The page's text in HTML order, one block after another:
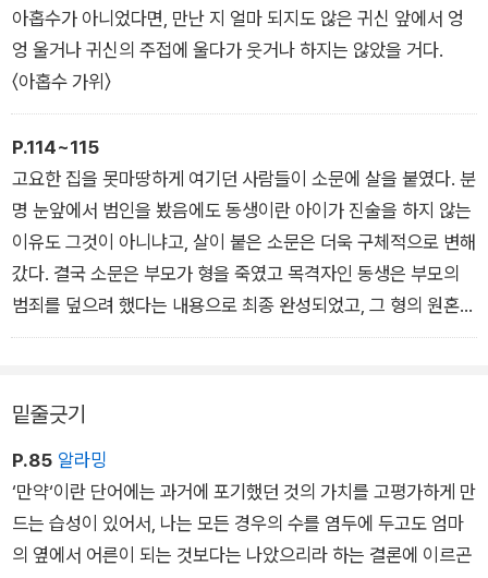
아홉수가 아니었다면, 만난 지 얼마 되지도 않은 귀신 앞에서 엉
엉 울거나 귀신의 주접에 울다가 웃거나 하지는 않았을 거다.
〈아홉수 가위〉
P.114~115
고요한 집을 못마땅하게 여기던 사람들이 소문에 살을 붙였다. 분
명 눈앞에서 범인을 봤음에도 동생이란 아이가 진술을 하지 않는
이유도 그것이 아니냐고, 살이 붙은 소문은 더욱 구체적으로 변해
갔다. 결국 소문은 부모가 형을 죽였고 목격자인 동생은 부모의
범죄를 덮으려 했다는 내용으로 최종 완성되었고, 그 형의 원혼이
밤마다 골목을 헤매며 사람을 죽음으로 끌고 간다는 괴담을 탄생
었다.
〈어둑시니 이끄는 밤〉
밑줄긋기
P.85 알라밍
‘만약‘이란 단어에는 과거에 포기했던 것의 가치를 고평가하게 만
드는 습성이 있어서, 나는 모든 경우의 수를 염두에 두고도 엄마
의 옆에서 어른이 되는 것보다는 나았으리라 하는 결론에 이르곤